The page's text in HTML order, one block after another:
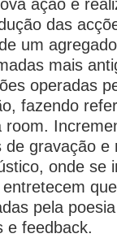
ação é
das
um
mais
operadas
fazendo
gravação e
onde se
pela
e feedback.